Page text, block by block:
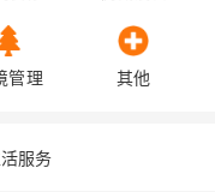
管理 其他
服务